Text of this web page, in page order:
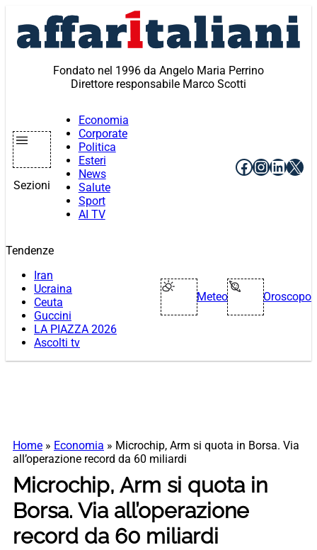
contenuto
Fondato nel 1996 da Angelo Maria Perrino
Direttore responsabile Marco Scotti
Sezioni
Economia
Corporate
Politica
Esteri
News
Salute
Sport
AI TV
Facebook
X
Tendenze
Iran
Ucraina
Ceuta
Guccini
LA PIAZZA 2026
Ascolti tv
Meteo Oroscopo
Home » Economia » Microchip, Arm si quota in Borsa. Via
all’operazione record da 60 miliardi
Microchip, Arm si quota in
Borsa. Via all’operazione
record da 60 miliardi